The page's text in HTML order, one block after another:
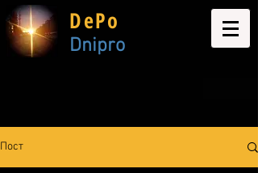
DePo
Dnipro
Пост